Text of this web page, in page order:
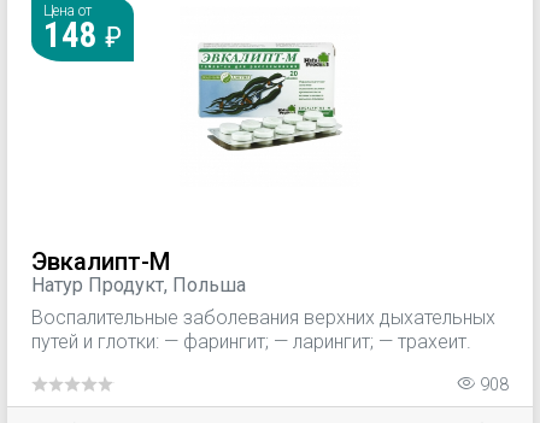
Цена от
148
Эвкалипт-М
Натур Продукт, Польша
Воспалительные заболевания верхних дыхательных
путей и глотки: — фарингит; — ларингит; — трахеит.
908